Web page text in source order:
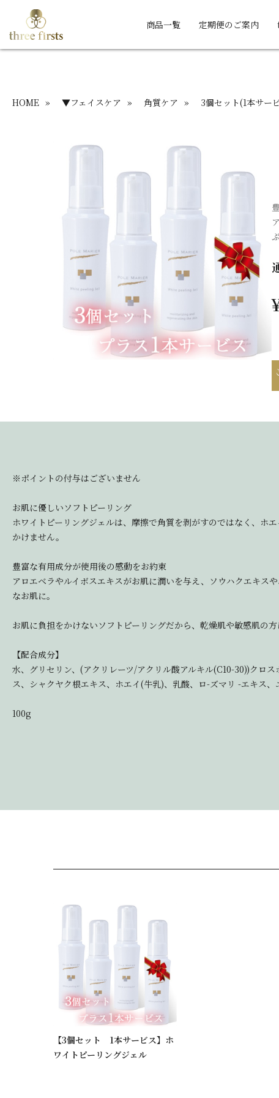
商品一覧 定期便のご案内
HOME » ▼フェイスケア » 角質ケア » 3個セット(1本サー
※ポイントの付与はございません
お肌に優しいソフトピーリング
ホワイトピーリングジェルは、摩擦で角質を剥がすのではなく、ホ
かけません。
豊富な有用成分が使用後の感動をお約束
アロエベラやルイボスエキスがお肌に潤いを与え、ソウハクエキス
なお肌に。
お肌に負担をかけないソフトピーリングだから、乾燥肌や敏感肌の方
【配合成分】
水、グリセリン、(アクリレーツ/アクリル酸アルキル(C10-30))クロ
ス、シャクヤク根エキス、ホエイ(牛乳)、乳酸、ロ-ズマリ -エキス
100g
【3個セット 1本サービス】ホ
ワイトピーリングジェル